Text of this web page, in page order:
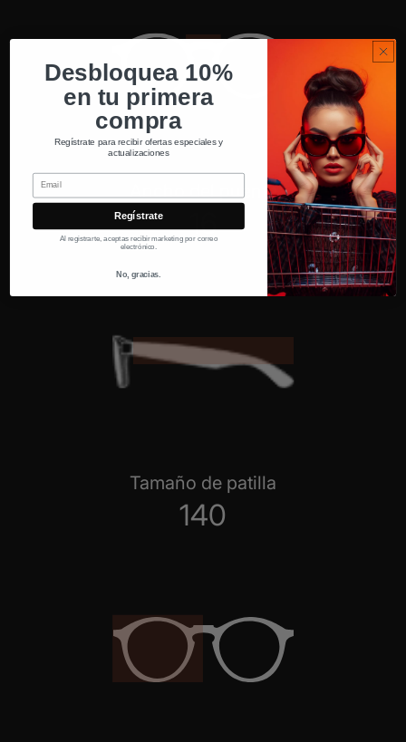
Ancho del puente
16
Tamaño de patilla
140
Desbloquea 10%
en tu primera
compra
Regístrate para recibir ofertas especiales y
actualizaciones
Email
Regístrate
Al registrarte, aceptas recibir marketing por correo
electrónico.
No, gracias.